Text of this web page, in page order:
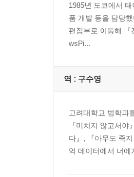
1985년 도쿄에서
품 개발 등을 담당
편집부로 이동해 『
wsPi...
역 : 구수영
고려대학교 법학과
『미치지 않고서
다』, 『아무도 죽
억 데이터에서 너에